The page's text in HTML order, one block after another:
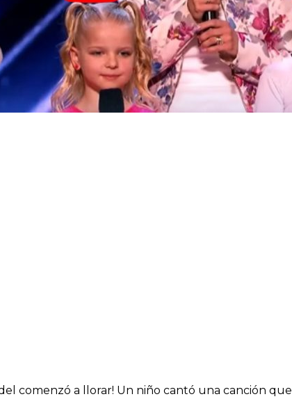
comenzó a llorar! Un niño cantó una canción que